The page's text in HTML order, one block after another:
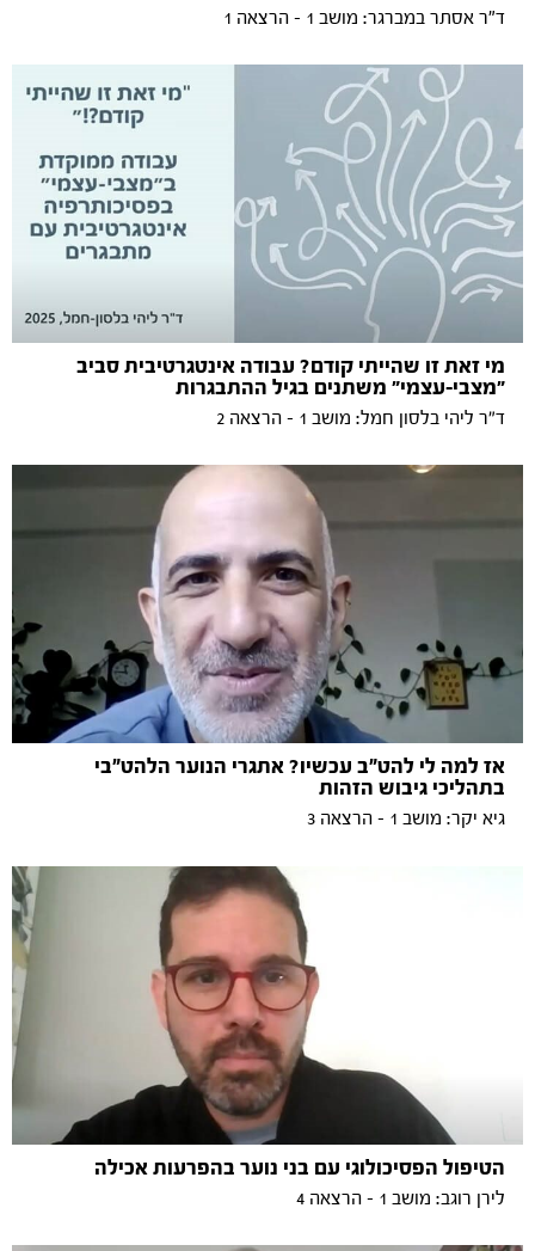
ד"ר אסתר במברגר: מושב 1 - הרצאה 1
מי זאת זו שהייתי קודם? עבודה אינטגרטיבית סביב
״מצבי-עצמי״ משתנים בגיל ההתבגרות
ד״ר ליהי בלסון חמל: מושב 1 - הרצאה 2
אז למה לי להט"ב עכשיו? אתגרי הנוער הלהט"בי
בתהליכי גיבוש הזהות
גיא יקר: מושב 1 - הרצאה 3
הטיפול הפסיכולוגי עם בני נוער בהפרעות אכילה
לירן רוגב: מושב 1 - הרצאה 4